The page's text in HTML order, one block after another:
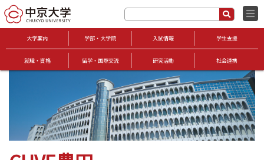
大学案内 学部・大学院 入試情報 学生支援
就職・資格 留学・国際交流 研究活動 社会連携